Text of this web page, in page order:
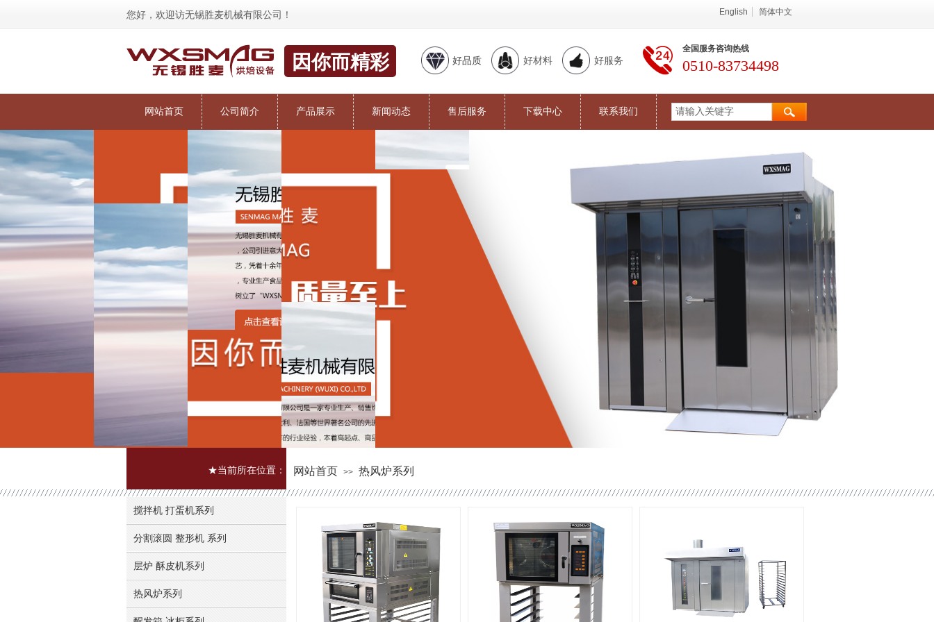
English 简体中文
您好，欢迎访无锡胜麦机械有限公司 ！
因你而精彩 好服务
全国服务咨询热线
0510-83734498
好品质 好材料
网站首页 公司简介 产品展示 新闻动态 售后服务 下载中心 联系我们
★当前所在位置： 网站首页 >> 热风炉系列
搅拌机 打蛋机系列
分割滚圆 整形机 系列
层炉 酥皮机系列
热风炉系列